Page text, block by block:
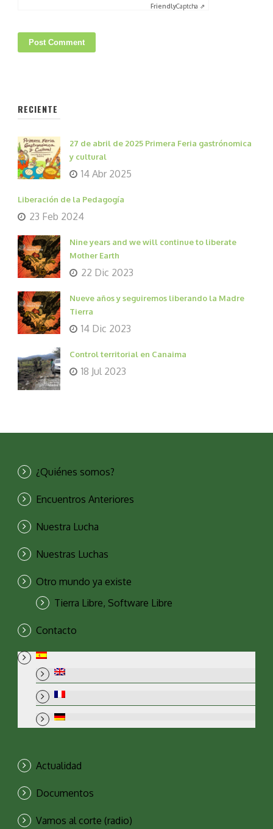
FriendlyCaptcha ⇗
RECIENTE
27 de abril de 2025 Primera Feria gastrónomica
y cultural
14 Abr 2025
Liberación de la Pedagogía
23 Feb 2024
Nine years and we will continue to liberate
Mother Earth
22 Dic 2023
Nueve años y seguiremos liberando la Madre
Tierra
14 Dic 2023
Control territorial en Canaima
18 Jul 2023
¿Quiénes somos?
Encuentros Anteriores
Nuestra Lucha
Nuestras Luchas
Otro mundo ya existe
Tierra Libre, Software Libre
Contacto
Actualidad
Documentos
Vamos al corte (radio)